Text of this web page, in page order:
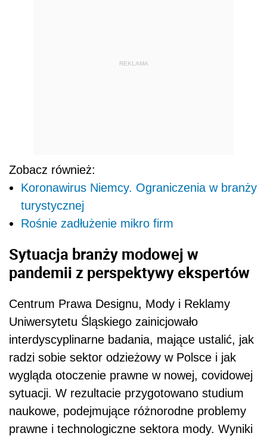
REKLAMA
Zobacz również:
Koronawirus Niemcy. Ograniczenia w branży
turystycznej
Rośnie zadłużenie mikro firm
Sytuacja branży modowej w
pandemii z perspektywy ekspertów
Centrum Prawa Designu, Mody i Reklamy
Uniwersytetu Śląskiego zainicjowało
interdyscyplinarne badania, mające ustalić, jak
radzi sobie sektor odzieżowy w Polsce i jak
wygląda otoczenie prawne w nowej, covidowej
sytuacji. W rezultacie przygotowano studium
naukowe, podejmujące różnorodne problemy
prawne i technologiczne sektora mody. Wyniki